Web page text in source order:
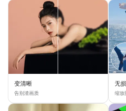
变清晰
告别渣画质
无
缩放